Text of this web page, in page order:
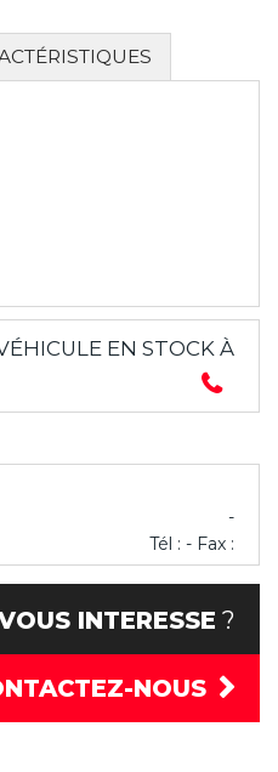
EN STOCK À
-
Tél : - Fax :
INTERESSE ?
NOUS